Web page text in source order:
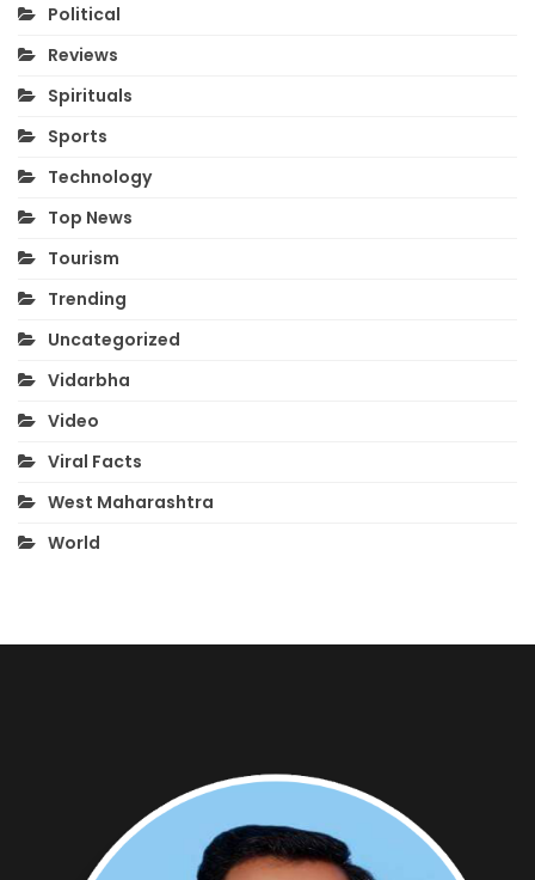
Political
Reviews
Spirituals
Sports
Technology
Top News
Tourism
Trending
Uncategorized
Vidarbha
Video
Viral Facts
West Maharashtra
World